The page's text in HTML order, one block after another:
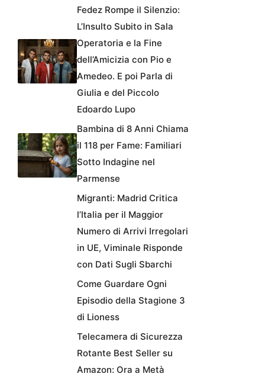
Fedez Rompe il Silenzio:
L’Insulto Subito in Sala
Operatoria e la Fine
dell’Amicizia con Pio e
Amedeo. E poi Parla di
Giulia e del Piccolo
Edoardo Lupo
Bambina di 8 Anni Chiama
il 118 per Fame: Familiari
Sotto Indagine nel
Parmense
Migranti: Madrid Critica
l’Italia per il Maggior
Numero di Arrivi Irregolari
in UE, Viminale Risponde
con Dati Sugli Sbarchi
Come Guardare Ogni
Episodio della Stagione 3
di Lioness
Telecamera di Sicurezza
Rotante Best Seller su
Amazon: Ora a Metà